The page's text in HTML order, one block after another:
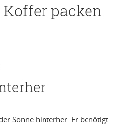
Koffer packen
Sonne hinterher. Er benötigt